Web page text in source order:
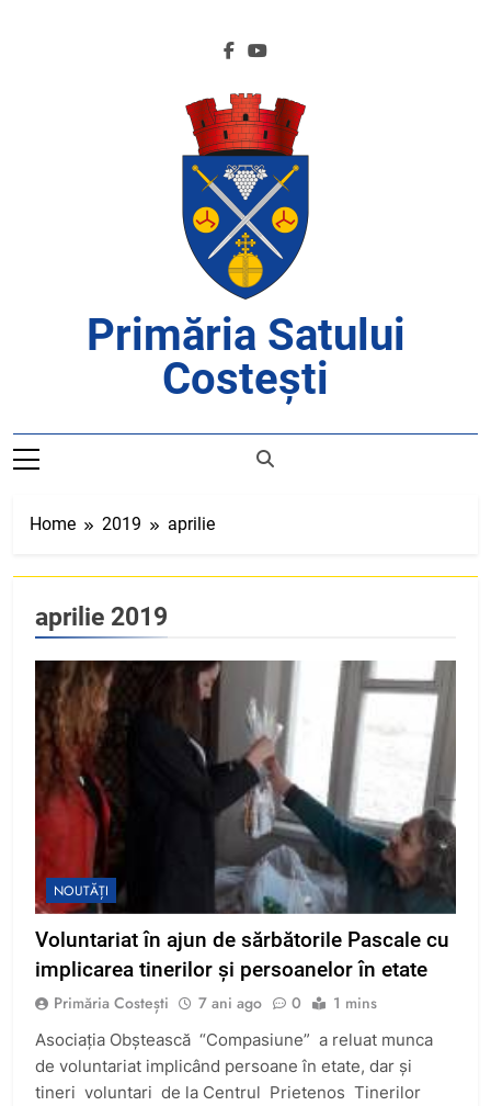
Primăria Satului
Costești
Home 2019 aprilie
aprilie 2019
NOUTĂȚI
Voluntariat în ajun de sărbătorile Pascale cu
implicarea tinerilor şi persoanelor în etate
Primăria Costești 7 ani ago 0 1 mins
Asociaţia Obştească “Compasiune” a reluat munca
de voluntariat implicând persoane în etate, dar şi
tineri voluntari de la Centrul Prietenos Tinerilor